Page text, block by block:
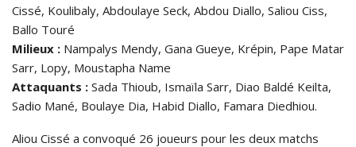
Cissé, Koulibaly, Abdoulaye Seck, Abdou Diallo, Saliou Ciss,
Ballo Touré
Milieux : Nampalys Mendy, Gana Gueye, Krépin, Pape Matar
Sarr, Lopy, Moustapha Name
Attaquants : Sada Thioub, Ismaïla Sarr, Diao Baldé Keilta,
Sadio Mané, Boulaye Dia, Habid Diallo, Famara Diedhiou.
Aliou Cissé a convoqué 26 joueurs pour les deux matchs